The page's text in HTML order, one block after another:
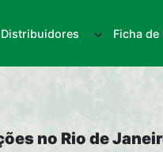
Distribuidores Ficha
no Rio de